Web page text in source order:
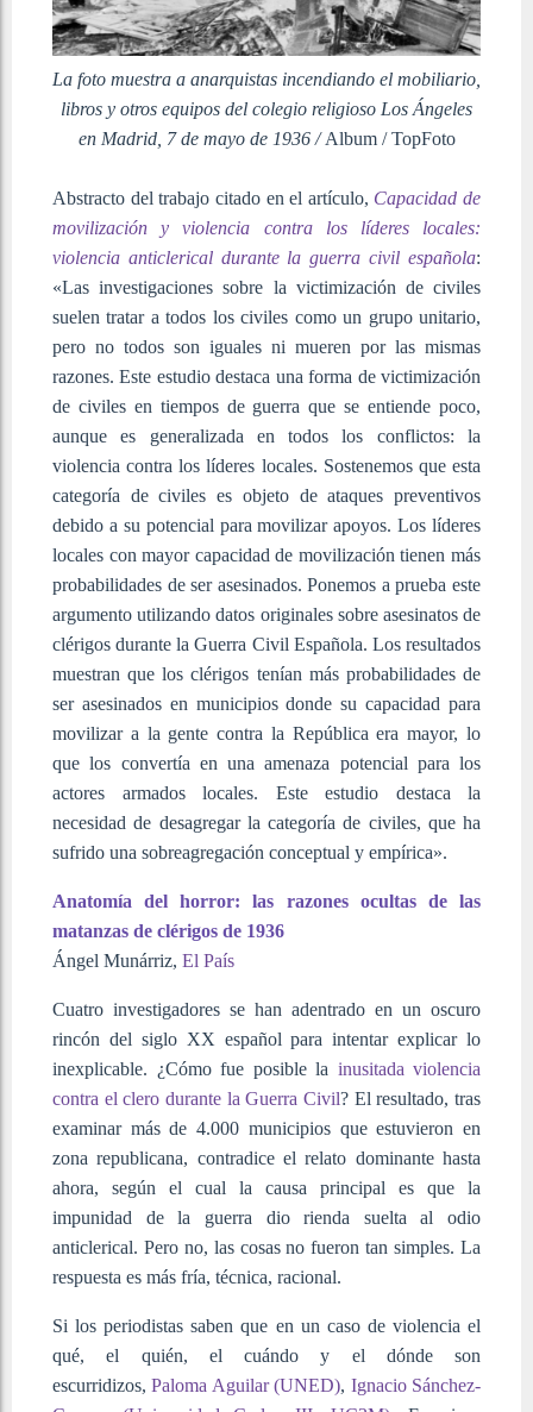
La foto muestra a anarquistas incendiando el mobiliario,
libros y otros equipos del colegio religioso Los Ángeles
en Madrid, 7 de mayo de 1936 /Album / TopFoto
Abstracto del trabajo citado en el artículo, Capacidad de
movilización y violencia contra los líderes locales:
violencia anticlerical durante la guerra civil española:
«Las investigaciones sobre la victimización de civiles
suelen tratar a todos los civiles como un grupo unitario,
pero no todos son iguales ni mueren por las mismas
razones. Este estudio destaca una forma de victimización
de civiles en tiempos de guerra que se entiende poco,
aunque es generalizada en todos los conflictos: la
violencia contra los líderes locales. Sostenemos que esta
categoría de civiles es objeto de ataques preventivos
debido a su potencial para movilizar apoyos. Los líderes
locales con mayor capacidad de movilización tienen más
probabilidades de ser asesinados. Ponemos a prueba este
argumento utilizando datos originales sobre asesinatos de
clérigos durante la Guerra Civil Española. Los resultados
muestran que los clérigos tenían más probabilidades de
ser asesinados en municipios donde su capacidad para
movilizar a la gente contra la República era mayor, lo
que los convertía en una amenaza potencial para los
actores armados locales. Este estudio destaca la
necesidad de desagregar la categoría de civiles, que ha
sufrido una sobreagregación conceptual y empírica».
Anatomía del horror: las razones ocultas de las
matanzas de clérigos de 1936
Ángel Munárriz, El País
Cuatro investigadores se han adentrado en un oscuro
rincón del siglo XX español para intentar explicar lo
inexplicable. ¿Cómo fue posible la inusitada violencia
contra el clero durante la Guerra Civil? El resultado, tras
examinar más de 4.000 municipios que estuvieron en
zona republicana, contradice el relato dominante hasta
ahora, según el cual la causa principal es que la
impunidad de la guerra dio rienda suelta al odio
anticlerical. Pero no, las cosas no fueron tan simples. La
respuesta es más fría, técnica, racional.
Si los periodistas saben que en un caso de violencia el
qué, el quién, el cuándo y el dónde son
escurridizos,Paloma Aguilar (UNED), Ignacio Sánchez-